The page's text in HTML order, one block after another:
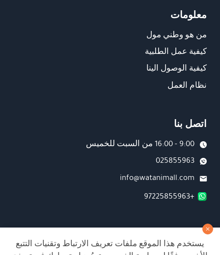
معلومات
من هو وطني مول
كيفية عمل الطلبية
كيفية الوصول الينا
نظام العمل
اتصل بنا
9:00 - 16:00 من السبت للخميس
025855963
info@watanimall.com
+97225855963
فروع
تابعونا على صفحة الفيسبوك
يستخدم هذا الموقع ملفات تعريف الارتباط وتقنيات التتبع